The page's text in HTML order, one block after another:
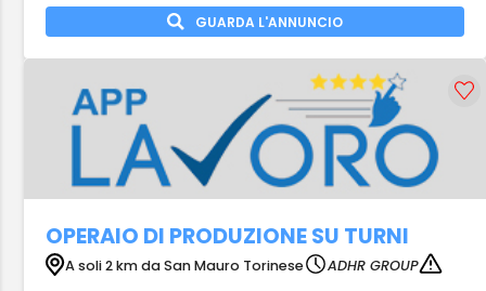
GUARDA L'ANNUNCIO
OPERAIO DI PRODUZIONE SU TURNI
A soli 2 km da San Mauro Torinese
ADHR GROUP